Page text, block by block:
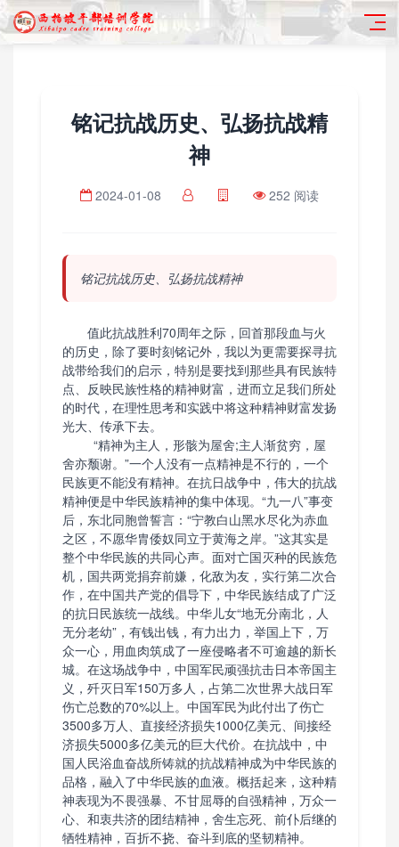
铭记抗战历史、弘扬抗战精
神
2024-01-08 252 阅读
铭记抗战历史、弘扬抗战精神
值此抗战胜利70周年之际，回首那段血与火
的历史，除了要时刻铭记外，我以为更需要探寻抗
战带给我们的启示，特别是要找到那些具有民族特
点、反映民族性格的精神财富，进而立足我们所处
的时代，在理性思考和实践中将这种精神财富发扬
光大、传承下去。
“精神为主人，形骸为屋舍;主人渐贫穷，屋
舍亦颓谢。”一个人没有一点精神是不行的，一个
民族更不能没有精神。在抗日战争中，伟大的抗战
精神便是中华民族精神的集中体现。“九一八”事变
后，东北同胞曾誓言：“宁教白山黑水尽化为赤血
之区，不愿华胄倭奴同立于黄海之岸。”这其实是
整个中华民族的共同心声。面对亡国灭种的民族危
机，国共两党捐弃前嫌，化敌为友，实行第二次合
作，在中国共产党的倡导下，中华民族结成了广泛
的抗日民族统一战线。中华儿女“地无分南北，人
无分老幼”，有钱出钱，有力出力，举国上下，万
众一心，用血肉筑成了一座侵略者不可逾越的新长
城。在这场战争中，中国军民顽强抗击日本帝国主
义，歼灭日军150万多人，占第二次世界大战日军
伤亡总数的70%以上。中国军民为此付出了伤亡
3500多万人、直接经济损失1000亿美元、间接经
济损失5000多亿美元的巨大代价。在抗战中，中
国人民浴血奋战所铸就的抗战精神成为中华民族的
品格，融入了中华民族的血液。概括起来，这种精
神表现为不畏强暴、不甘屈辱的自强精神，万众一
心、和衷共济的团结精神，舍生忘死、前仆后继的
牺牲精神，百折不挠、奋斗到底的坚韧精神。